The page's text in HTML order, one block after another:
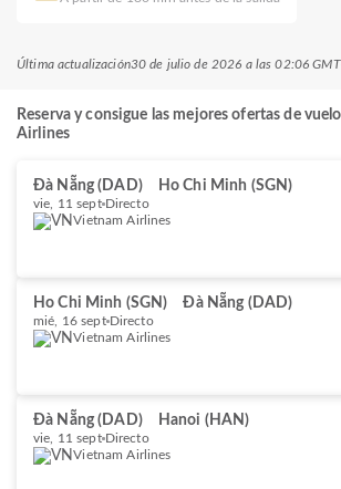
Última actualización30 de julio de 2026 a las 02:06
Reserva y consigue las mejores ofertas de
Airlines
Đà Nẵng (DAD) Ho Chi Minh (SGN)
vie, 11 sept Directo
Vietnam Airlines
Ho Chi Minh (SGN) Đà Nẵng (DAD)
mié, 16 sept Directo
Vietnam Airlines
Đà Nẵng (DAD) Hanoi (HAN)
vie, 11 sept Directo
Vietnam Airlines